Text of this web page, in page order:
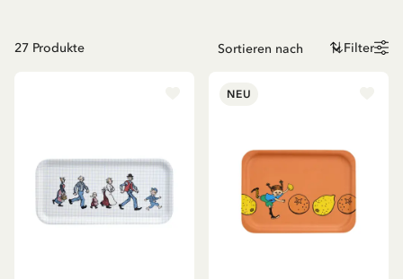
27 Produkte Filter
NEU